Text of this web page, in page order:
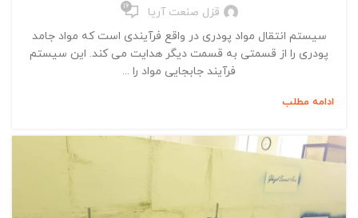
قزل صنعت آریا 16
سیستم انتقال مواد پودری در واقع فرآیندی است که مواد جامد
پودری را از قسمتی به قسمت دیگر هدایت می کند. این سیستم
فرآیند جابجایی مواد را ...
ادامه مطلب